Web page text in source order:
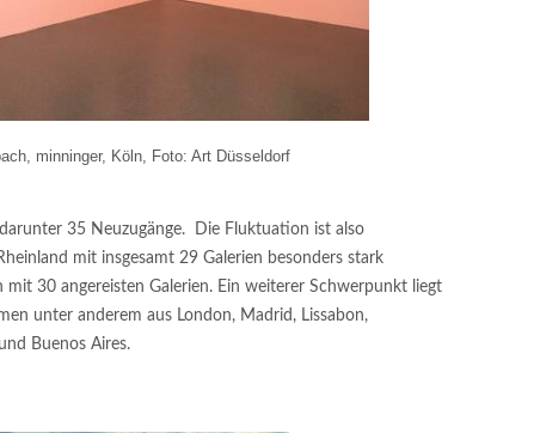
minninger, Köln, Foto: Art Düsseldorf
35 Neuzugänge. Die Fluktuation ist also
mit insgesamt 29 Galerien besonders stark
30 angereisten Galerien. Ein weiterer Schwerpunkt liegt
unter anderem aus London, Madrid, Lissabon,
Buenos Aires.